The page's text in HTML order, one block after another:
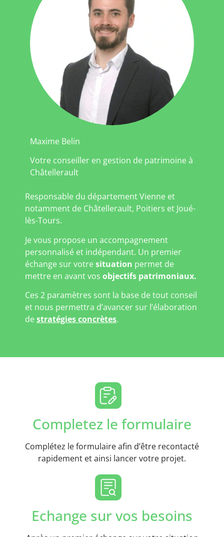
Maxime Belin
Votre conseiller en gestion de patrimoine à
Châtellerault
Responsable du département Vienne et
notamment de Châtellerault, Poitiers et Joué-
lès-Tours.
Je vous propose un accompagnement
personnalisé et indépendant. Un premier
échange sur votresituation permet de
mettre en avant vos objectifs patrimoniaux.
Ces 2 paramètres sont la base de tout conseil
et nous permettra d’avancer sur l’élaboration
destratégies concrètes.
Completez le formulaire
Complétez le formulaire afin d’être recontacté
rapidement et ainsi lancer votre projet.
Echange sur vos besoins